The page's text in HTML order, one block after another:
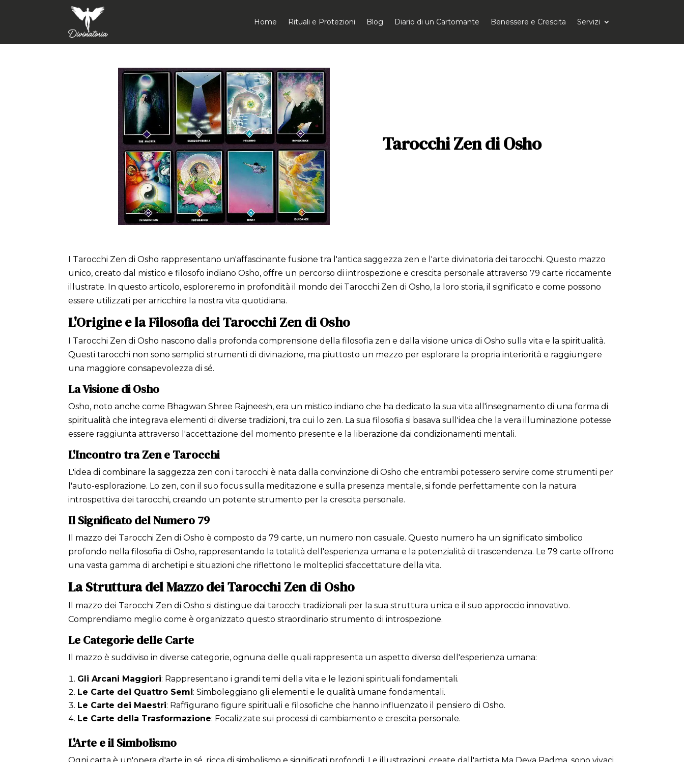
Home Rituali e Protezioni Blog Diario di un Cartomante Benessere e Crescita Servizi
Tarocchi Zen di Osho
I Tarocchi Zen di Osho rappresentano un'affascinante fusione tra l'antica saggezza zen e l'arte divinatoria dei tarocchi. Questo mazzo
unico, creato dal mistico e filosofo indiano Osho, offre un percorso di introspezione e crescita personale attraverso 79 carte riccamente
illustrate. In questo articolo, esploreremo in profondità il mondo dei Tarocchi Zen di Osho, la loro storia, il significato e come possono
essere utilizzati per arricchire la nostra vita quotidiana.
L'Origine e la Filosofia dei Tarocchi Zen di Osho
I Tarocchi Zen di Osho nascono dalla profonda comprensione della filosofia zen e dalla visione unica di Osho sulla vita e la spiritualità.
Questi tarocchi non sono semplici strumenti di divinazione, ma piuttosto un mezzo per esplorare la propria interiorità e raggiungere
una maggiore consapevolezza di sé.
La Visione di Osho
Osho, noto anche come Bhagwan Shree Rajneesh, era un mistico indiano che ha dedicato la sua vita all'insegnamento di una forma di
spiritualità che integrava elementi di diverse tradizioni, tra cui lo zen. La sua filosofia si basava sull'idea che la vera illuminazione potesse
essere raggiunta attraverso l'accettazione del momento presente e la liberazione dai condizionamenti mentali.
L'Incontro tra Zen e Tarocchi
L'idea di combinare la saggezza zen con i tarocchi è nata dalla convinzione di Osho che entrambi potessero servire come strumenti per
l'auto-esplorazione. Lo zen, con il suo focus sulla meditazione e sulla presenza mentale, si fonde perfettamente con la natura
introspettiva dei tarocchi, creando un potente strumento per la crescita personale.
Il Significato del Numero 79
Il mazzo dei Tarocchi Zen di Osho è composto da 79 carte, un numero non casuale. Questo numero ha un significato simbolico
profondo nella filosofia di Osho, rappresentando la totalità dell'esperienza umana e la potenzialità di trascendenza. Le 79 carte offrono
una vasta gamma di archetipi e situazioni che riflettono le molteplici sfaccettature della vita.
La Struttura del Mazzo dei Tarocchi Zen di Osho
Il mazzo dei Tarocchi Zen di Osho si distingue dai tarocchi tradizionali per la sua struttura unica e il suo approccio innovativo.
Comprendiamo meglio come è organizzato questo straordinario strumento di introspezione.
Le Categorie delle Carte
Il mazzo è suddiviso in diverse categorie, ognuna delle quali rappresenta un aspetto diverso dell'esperienza umana:
Gli Arcani Maggiori: Rappresentano i grandi temi della vita e le lezioni spirituali fondamentali.
Le Carte dei Quattro Semi: Simboleggiano gli elementi e le qualità umane fondamentali.
Le Carte dei Maestri: Raffigurano figure spirituali e filosofiche che hanno influenzato il pensiero di Osho.
Le Carte della Trasformazione: Focalizzate sui processi di cambiamento e crescita personale.
L'Arte e il Simbolismo